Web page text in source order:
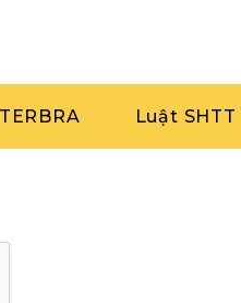
Luật SHTT